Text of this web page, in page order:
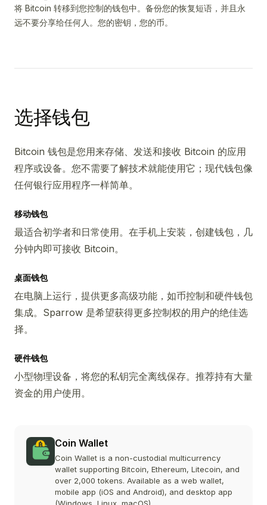
将 Bitcoin 转移到您控制的钱包中。备份您的恢复短语，并且永
远不要分享给任何人。您的密钥，您的币。
选择钱包
Bitcoin 钱包是您用来存储、发送和接收 Bitcoin 的应用
程序或设备。您不需要了解技术就能使用它；现代钱包像
任何银行应用程序一样简单。
移动钱包
最适合初学者和日常使用。在手机上安装，创建钱包，几
分钟内即可接收 Bitcoin。
桌面钱包
在电脑上运行，提供更多高级功能，如币控制和硬件钱包
集成。Sparrow 是希望获得更多控制权的用户的绝佳选
择。
硬件钱包
小型物理设备，将您的私钥完全离线保存。推荐持有大量
资金的用户使用。
Coin Wallet
Coin Wallet is a non-custodial multicurrency
wallet supporting Bitcoin, Ethereum, Litecoin, and
over 2,000 tokens. Available as a web wallet,
mobile app (iOS and Android), and desktop app